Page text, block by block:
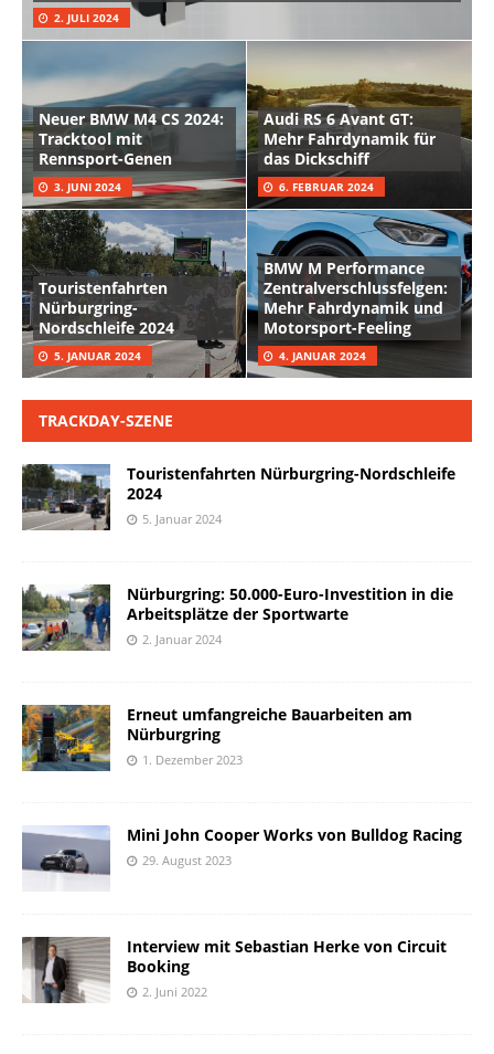
2. JULI 2024
Neuer BMW M4 CS 2024:
Tracktool mit
Rennsport-Genen
3. JUNI 2024
Audi RS 6 Avant GT:
Mehr Fahrdynamik für
das Dickschiff
6. FEBRUAR 2024
Touristenfahrten
Nürburgring-
Nordschleife 2024
5. JANUAR 2024
BMW M Performance
Zentralverschlussfelgen:
Mehr Fahrdynamik und
Motorsport-Feeling
4. JANUAR 2024
TRACKDAY-SZENE
Touristenfahrten Nürburgring-Nordschleife
2024
5. Januar 2024
Nürburgring: 50.000-Euro-Investition in die
Arbeitsplätze der Sportwarte
2. Januar 2024
Erneut umfangreiche Bauarbeiten am
Nürburgring
1. Dezember 2023
Mini John Cooper Works von Bulldog Racing
29. August 2023
Interview mit Sebastian Herke von Circuit
Booking
2. Juni 2022